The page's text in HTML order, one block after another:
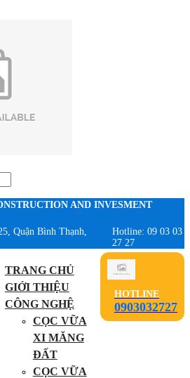
AND INVESMENT
Quận Bình Thạnh,
Hotline: 09 03 03
27 27
TRANG CHỦ
GIỚI THIỆU
CÔNG NGHỆ
CỌC VỮA
XI MĂNG
ĐẤT
CỌC VỮA
HOTLINE
0903032727